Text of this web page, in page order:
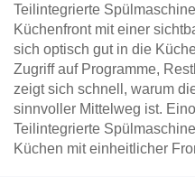
Teilintegrierte
Küchenfront mit einer
sich optisch gut in die
Zugriff auf Programme,
zeigt sich schnell, warum
sinnvoller Mittelweg ist.
Teilintegrierte
Küchen mit einheitlicher